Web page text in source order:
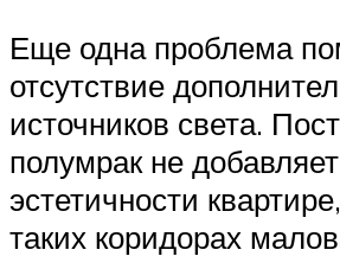
Еще одна проблема
отсутствие
источников света.
полумрак не добавляет
эстетичности
таких коридорах